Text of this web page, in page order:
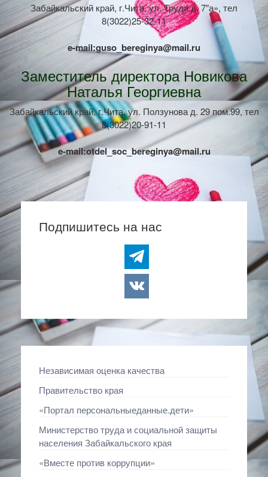
Забайкальский край, г.Чита, ул. Труда д. 7″а», тел
8(3022)25-32-11
e-mail:guso_bereginya@mail.ru
Заместитель директора Новикова
Наталья Георгиевна
Забайкальский край, г.Чита, ул. Ползунова д. 29 пом.99, тел
8(3022)20-91-11
e-mail:otdel_soc_bereginya@mail.ru
Подпишитесь на нас
telegram
vkontakte
Независимая оценка качества
Правительство края
«Портал персональныеданные.дети»
Министерство труда и социальной защиты
населения Забайкальского края
«Вместе против коррупции»